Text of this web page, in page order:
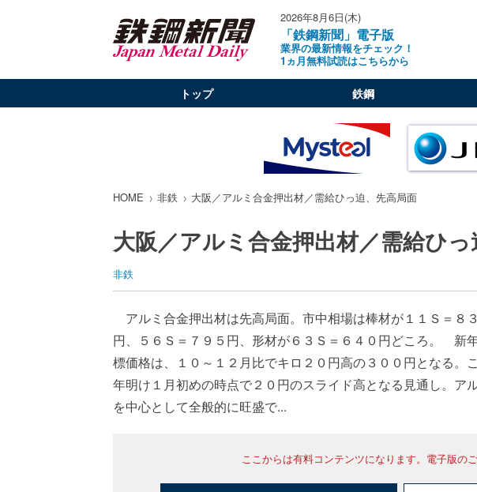
2026年8月6日(木)
「鉄鋼新聞」電子版
業界の最新情報をチェック！
1ヵ月無料試読はこちらから
トップ 鉄鋼
HOME 非鉄 大阪／アルミ合金押出材／需給ひっ迫、先高局面
大阪／アルミ合金押出材／需給ひ
非鉄
アルミ合金押出材は先高局面。市中相場は棒材が１１Ｓ＝８
円、５６Ｓ＝７９５円、形材が６３Ｓ＝６４０円どころ。 新
標価格は、１０～１２月比でキロ２０円高の３００円となる。
年明け１月初めの時点で２０円のスライド高となる見通し。ア
を中心として全般的に旺盛で...
ここからは有料コンテンツになります。電子版のご